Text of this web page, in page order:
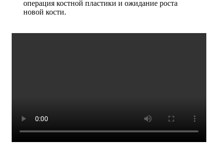
операция костной пластики и ожидание роста
новой кости.